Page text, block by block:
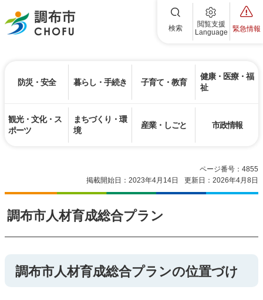
調布市 検索
閲覧支援
Language
緊急情報
防災・安全 暮らし・手続き 子育て・教育
健康・医療・福
祉
観光・文化・ス
ポーツ
まちづくり・環
境
産業・しごと 市政情報
ページ番号：4855
掲載開始日：2023年4月14日
更新日：2026年4月8日
調布市人材育成総合プラン
調布市人材育成総合プランの位置づけ